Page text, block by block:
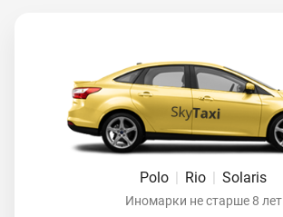
Polo | Rio | Solaris
Иномарки не старше 8 лет